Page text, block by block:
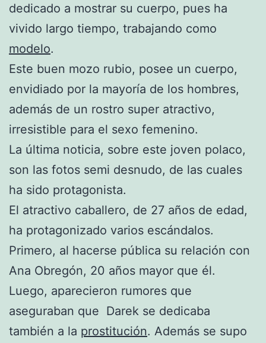
dedicado a mostrar su cuerpo, pues ha
vivido largo tiempo, trabajando como
modelo.
Este buen mozo rubio, posee un cuerpo,
envidiado por la mayoría de los hombres,
además de un rostro super atractivo,
irresistible para el sexo femenino.
La última noticia, sobre este joven polaco,
son las fotos semi desnudo, de las cuales
ha sido protagonista.
El atractivo caballero, de 27 años de edad,
ha protagonizado varios escándalos.
Primero, al hacerse pública su relación con
Ana Obregón, 20 años mayor que él.
Luego, aparecieron rumores que
aseguraban que Darek se dedicaba
también a la prostitución. Además se supo